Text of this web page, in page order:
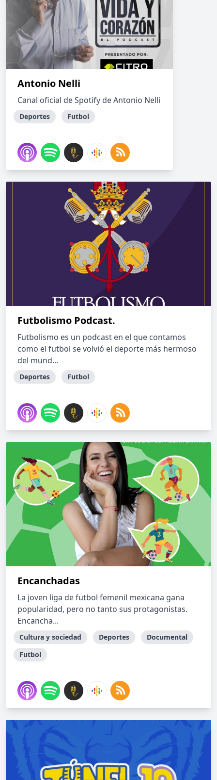
Antonio Nelli
Canal oficial de Spotify de Antonio Nelli
Deportes Futbol
Futbolismo Podcast.
Futbolismo es un podcast en el que contamos
como el futbol se volvió el deporte más hermoso
del mund...
Deportes Futbol
Encanchadas
La joven liga de futbol femenil mexicana gana
popularidad, pero no tanto sus protagonistas.
Encancha...
Cultura y sociedad Deportes
Documental
Futbol